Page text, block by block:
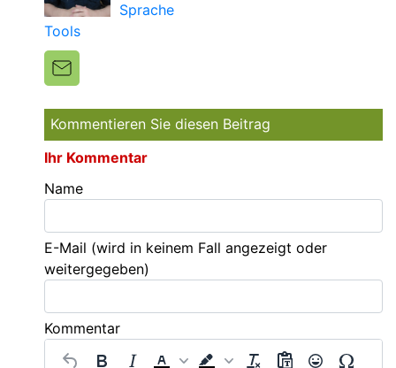
Sprache
Tools
Kommentieren Sie diesen Beitrag
Ihr Kommentar
Name
E-Mail (wird in keinem Fall angezeigt oder
weitergegeben)
Kommentar